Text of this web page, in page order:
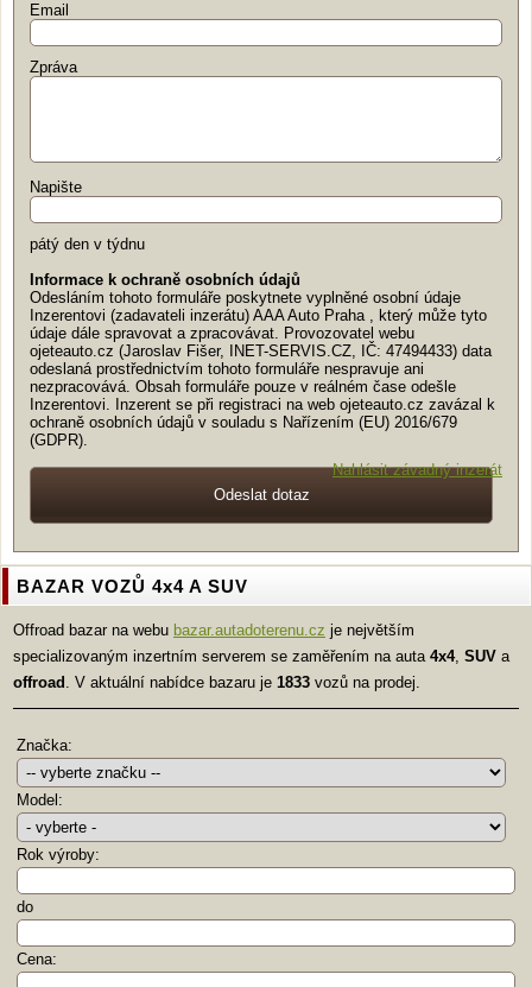
Email
Zpráva
Napište
pátý den v týdnu
Informace k ochraně osobních údajů
Odesláním tohoto formuláře poskytnete vyplněné osobní údaje
Inzerentovi (zadavateli inzerátu) AAA Auto Praha , který může tyto
údaje dále spravovat a zpracovávat. Provozovatel webu
ojeteauto.cz (Jaroslav Fišer, INET-SERVIS.CZ, IČ: 47494433) data
odeslaná prostřednictvím tohoto formuláře nespravuje ani
nezpracovává. Obsah formuláře pouze v reálném čase odešle
Inzerentovi. Inzerent se při registraci na web ojeteauto.cz zavázal k
ochraně osobních údajů v souladu s Nařízením (EU) 2016/679
(GDPR).
Nahlásit závadný inzerát
BAZAR VOZŮ 4x4 A SUV
Offroad bazar na webu bazar.autadoterenu.cz je největším
specializovaným inzertním serverem se zaměřením na auta 4x4, SUV a
offroad . V aktuální nabídce bazaru je 1833 vozů na prodej.
Značka:
Model:
Rok výroby:
do
Cena: